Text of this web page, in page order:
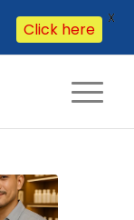
Click here X